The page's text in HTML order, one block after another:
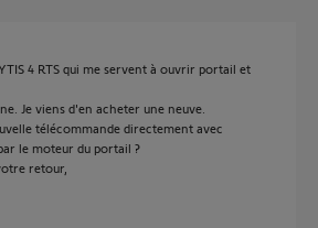
4 RTS qui me servent à ouvrir portail et
Je viens d'en acheter une neuve.
télécommande directement avec
le moteur du portail ?
retour,